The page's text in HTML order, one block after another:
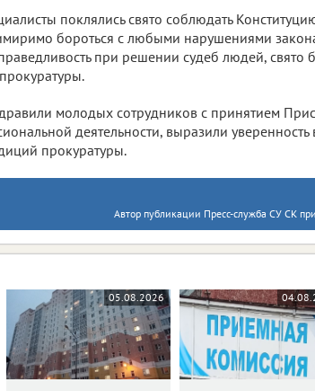
поклялись свято соблюдать
бороться с любыми нарушениями
при решении судеб людей, свято
молодых сотрудников с принятием
деятельности, выразили
прокуратуры.
Автор публикации Пресс-служба СУ СК
05.08.2026